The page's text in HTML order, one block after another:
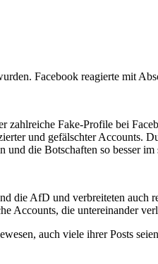
Facebook reagierte mit
zahlreiche Fake-Profile bei
und gefälschter Accounts.
die Botschaften so besser
die AfD und verbreiteten auch
Accounts, die untereinander
auch viele ihrer Posts